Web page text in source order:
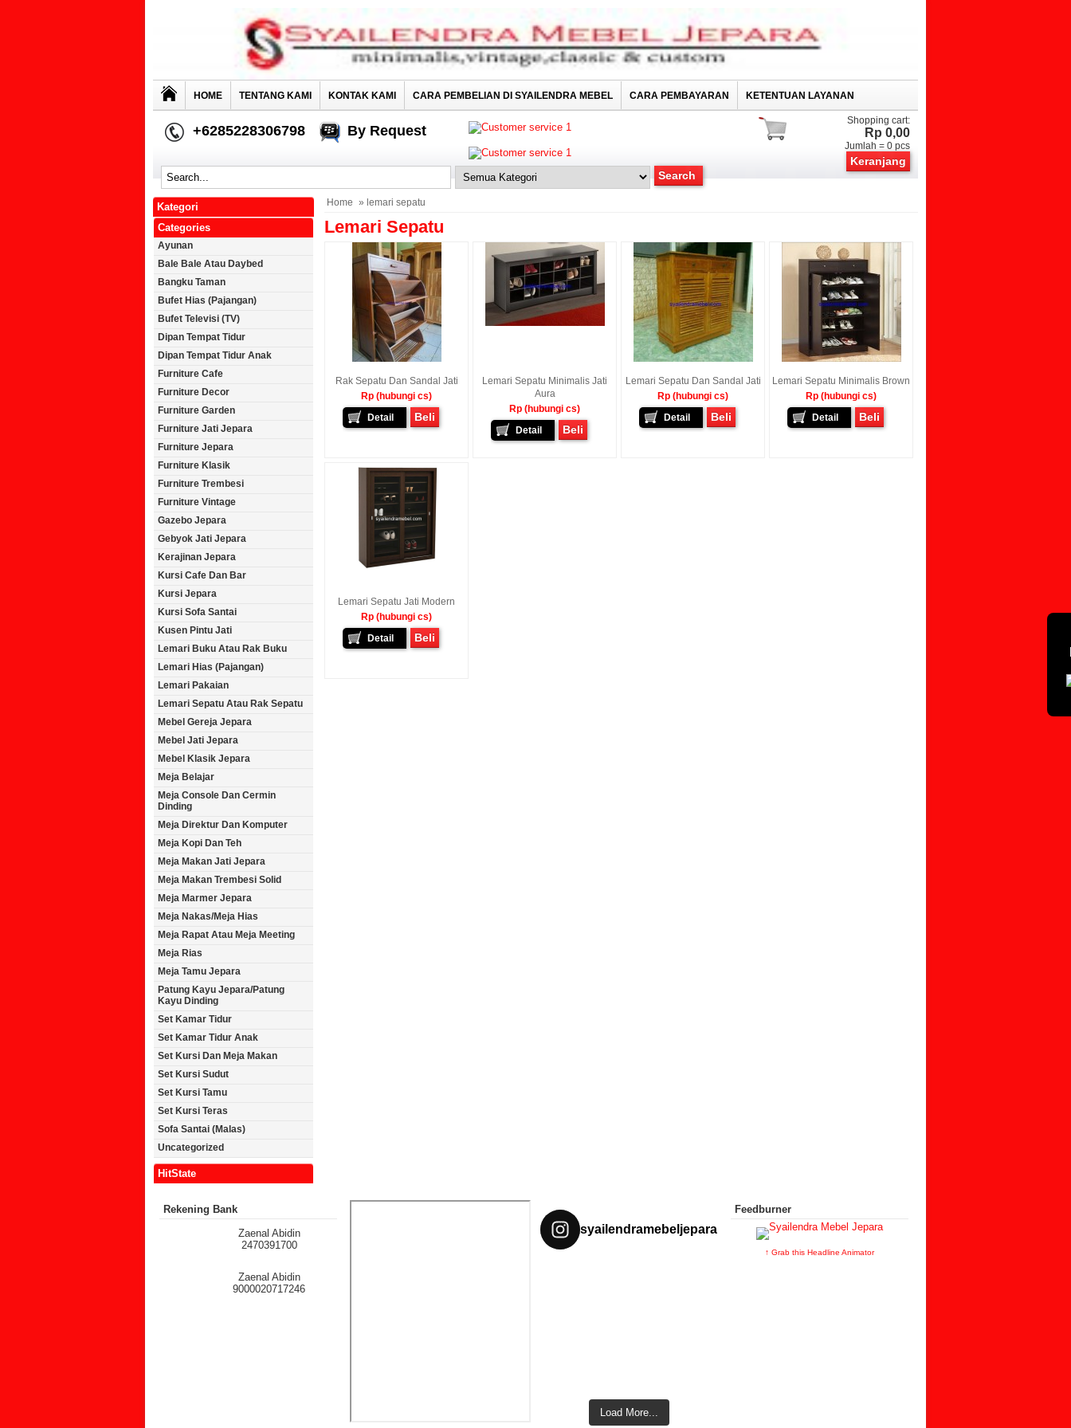
HOME TENTANG KAMI KONTAK KAMI CARA PEMBELIAN DI SYAILENDRA MEBEL CARA PEMBAYARAN KETENTUAN LAYANAN
Shopping cart:
Rp 0,00
Jumlah = 0 pcs
Keranjang
+6285228306798 By Request
Home » lemari sepatu
Lemari Sepatu
Rak Sepatu Dan Sandal Jati
Rp (hubungi cs)
Detail
Beli
Lemari Sepatu Minimalis Jati
Aura
Rp (hubungi cs)
Detail
Beli
Lemari Sepatu Dan Sandal Jati
Rp (hubungi cs)
Detail
Beli
Lemari Sepatu Minimalis Brown
Rp (hubungi cs)
Detail
Beli
Lemari Sepatu Jati Modern
Rp (hubungi cs)
Detail
Beli
Kategori
Categories
Ayunan
Bale Bale Atau Daybed
Bangku Taman
Bufet Hias (Pajangan)
Bufet Televisi (TV)
Dipan Tempat Tidur
Dipan Tempat Tidur Anak
Furniture Cafe
Furniture Decor
Furniture Garden
Furniture Jati Jepara
Furniture Jepara
Furniture Klasik
Furniture Trembesi
Furniture Vintage
Gazebo Jepara
Gebyok Jati Jepara
Kerajinan Jepara
Kursi Cafe Dan Bar
Kursi Jepara
Kursi Sofa Santai
Kusen Pintu Jati
Lemari Buku Atau Rak Buku
Lemari Hias (Pajangan)
Lemari Pakaian
Lemari Sepatu Atau Rak Sepatu
Mebel Gereja Jepara
Mebel Jati Jepara
Mebel Klasik Jepara
Meja Belajar
Meja Console Dan Cermin
Dinding
Meja Direktur Dan Komputer
Meja Kopi Dan Teh
Meja Makan Jati Jepara
Meja Makan Trembesi Solid
Meja Marmer Jepara
Meja Nakas/Meja Hias
Meja Rapat Atau Meja Meeting
Meja Rias
Meja Tamu Jepara
Patung Kayu Jepara/Patung
Kayu Dinding
Set Kamar Tidur
Set Kamar Tidur Anak
Set Kursi Dan Meja Makan
Set Kursi Sudut
Set Kursi Tamu
Set Kursi Teras
Sofa Santai (Malas)
Uncategorized
HitState
Rekening Bank
Zaenal Abidin
2470391700
Zaenal Abidin
9000020717246
syailendramebeljepara
Load More...
Feedburner
↑ Grab this Headline Animator